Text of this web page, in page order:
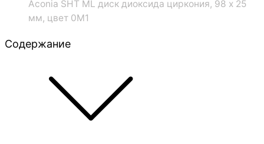
Aconia SHT ML диск диоксида циркония, 98 x 25
мм, цвет 0M1
Содержание